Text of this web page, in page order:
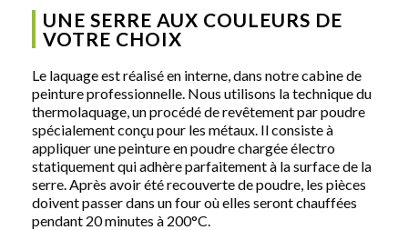
UNE SERRE AUX COULEURS DE
VOTRE CHOIX
Le laquage est réalisé en interne, dans notre cabine de
peinture professionnelle. Nous utilisons la technique du
thermolaquage, un procédé de revêtement par poudre
spécialement conçu pour les métaux. Il consiste à
appliquer une peinture en poudre chargée électro
statiquement qui adhère parfaitement à la surface de la
serre. Après avoir été recouverte de poudre, les pièces
doivent passer dans un four où elles seront chauffées
pendant 20 minutes à 200°C.